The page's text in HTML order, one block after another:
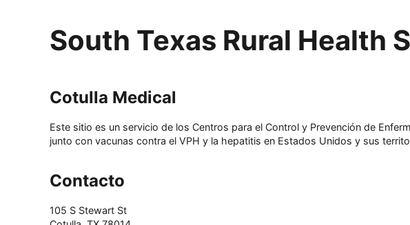
South Texas Rural Health
Cotulla Medical
Este sitio es un servicio de los Centros para el Control y Prevención de
junto con vacunas contra el VPH y la hepatitis en Estados Unidos y sus
Contacto
105 S Stewart St